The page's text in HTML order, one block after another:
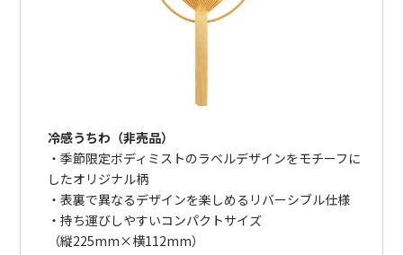
冷感うちわ（非売品）
・季節限定ボディミストのラベルデザインをモチーフに
したオリジナル柄
・表裏で異なるデザインを楽しめるリバーシブル仕様
・持ち運びしやすいコンパクトサイズ
（縦225mm×横112mm）